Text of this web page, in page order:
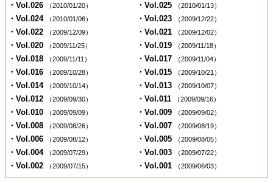
・Vol.026 （2010/01/20） ・Vol.025 （2010/01/13）
・Vol.024 （2010/01/06） ・Vol.023 （2009/12/22）
・Vol.022 （2009/12/09） ・Vol.021 （2009/12/02）
・Vol.020 （2009/11/25） ・Vol.019 （2009/11/18）
・Vol.018 （2009/11/11） ・Vol.017 （2009/11/04）
・Vol.016 （2009/10/28） ・Vol.015 （2009/10/21）
・Vol.014 （2009/10/14） ・Vol.013 （2009/10/07）
・Vol.012 （2009/09/30） ・Vol.011 （2009/09/16）
・Vol.010 （2009/09/09） ・Vol.009 （2009/09/02）
・Vol.008 （2009/08/26） ・Vol.007 （2009/08/19）
・Vol.006 （2009/08/12） ・Vol.005 （2009/08/05）
・Vol.004 （2009/07/29） ・Vol.003 （2009/07/22）
・Vol.002 （2009/07/15） ・Vol.001 （2009/06/03）